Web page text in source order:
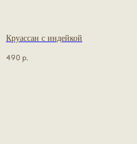
Круассан с индейкой
490 р.